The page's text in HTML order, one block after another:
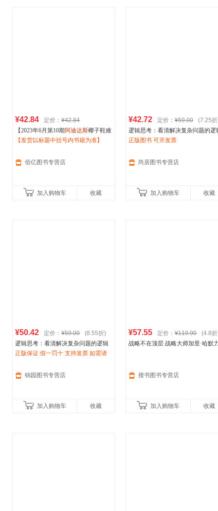
¥42.84 定价： ¥42.84
【2023年6月第10期阿迪达斯椰子鞋难
题】彭博商业周刊中文版杂志2024年
霸/4/
【发货以标题中括号内书籍为准】
佰亿图书专营店
加入购物车 收藏
¥42.72 定价： ¥59.00
(7.25
逻辑思考：看清解决复杂问题的逻
主线(风靡上汽集团、惠普、索尼、
＜优选包邮好书＞
正版图书 可开发票
尚居图书专营店
加入购物车 收藏
¥50.42 定价： ¥59.00
(8.55折)
逻辑思考：看清解决复杂问题的逻辑
主线(风靡上汽集团、惠普、索尼、阿
＜优选包邮好书＞
正版保证 假一罚十 支持发票 如需请
锦园图书专营店
加入购物车 收藏
¥57.55 定价： ¥119.90
(4.8
战略不在顶层 战略大师加里·哈默
层躺平”困境，
搜书图书专营店
加入购物车 收藏